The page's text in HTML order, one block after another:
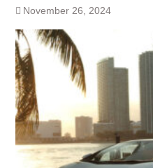
November 26, 2024